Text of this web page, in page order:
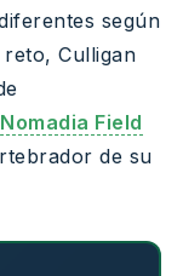
según
Culligan
Nomadia Field
de su